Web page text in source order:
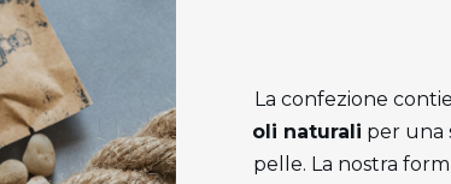
La confezione
oli naturali per una
pelle. La nostra